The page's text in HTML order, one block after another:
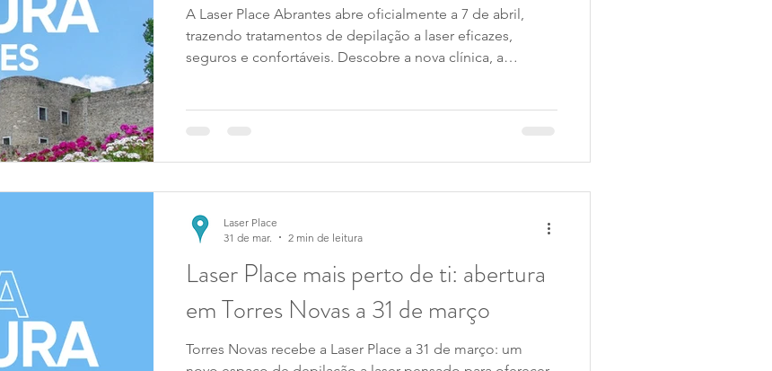
A Laser Place Abrantes abre oficialmente a 7 de abril,
trazendo tratamentos de depilação a laser eficazes,
seguros e confortáveis. Descobre a nova clínica, a
Laser Place mais perto de ti: abertura
em Torres Novas a 31 de março
Torres Novas recebe a Laser Place a 31 de março: um
Laser Place
31 de mar.
2 min de leitura